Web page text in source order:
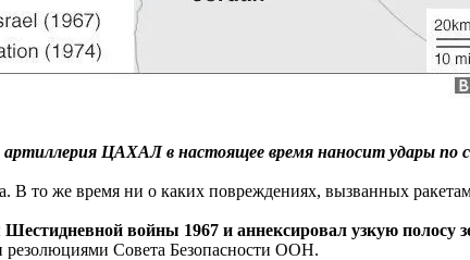
ЦАХАЛ в настоящее время наносит удары по
В то же время ни о каких повреждениях, вызванных
войны 1967 и аннексировал узкую полосу
резолюциями Совета Безопасности ООН.